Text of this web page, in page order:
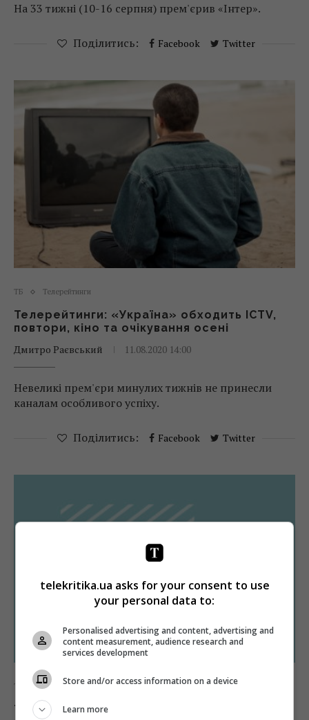
На 33 тижні (10-16 серпня) прем'єрив «Інтер».
Поділитись: Facebook Twitter
ТБ Телерейтинги
Телерейтинги: «Україна» обходить ICTV,
повтори, кіно та очікування осені
Дмитро Раєвський
11.08.2020 14:00
Невеликі прем'єри минулих тижнів не принесли
каналам особливого успіху.
Поділитись: Facebook Twitter
ТБ Телерейтинги
Телерейтинги: ICTV виходить вперед,
telekritika.ua asks for your consent to use
your personal data to:
Personalised advertising and content, advertising and
content measurement, audience research and
services development
Store and/or access information on a device
Learn more